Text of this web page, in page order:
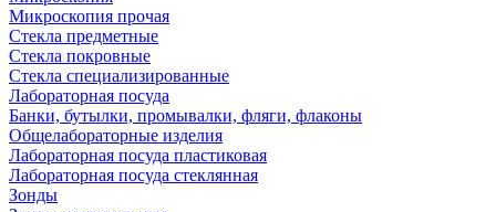
Микроскопия прочая
Стекла предметные
Стекла покровные
Стекла специализированные
Лабораторная посуда
Банки, бутылки, промывалки, фляги, флаконы
Общелабораторные изделия
Лабораторная посуда пластиковая
Лабораторная посуда стеклянная
Зонды